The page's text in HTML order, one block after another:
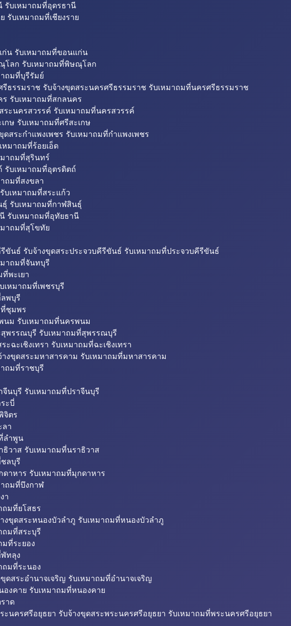
รับเหมาถมที่อุดรธานี
รับเหมาถมที่เชียงราย
น รับเหมาถมที่ขอนแก่น
โลก รับเหมาถมที่พิษณุโลก
ถมที่บุรีรัมย์
ธรรมราช รับจ้างขุดสระนครศรีธรรมราช รับเหมาถมที่นครศรีธรรมราช
รับเหมาถมที่สกลนคร
ระนครสวรรค์ รับเหมาถมที่นครสวรรค์
กษ รับเหมาถมที่ศรีสะเกษ
สระกำแพงเพชร รับเหมาถมที่กำแพงเพชร
หมาถมที่ร้อยเอ็ด
าถมที่สุรินทร์
รับเหมาถมที่อุตรดิตถ์
ถมที่สงขลา
บเหมาถมที่สระแก้ว
รับเหมาถมที่กาฬสินธุ์
รับเหมาถมที่อุทัยธานี
าถมที่สุโขทัย
ขันธ์ รับจ้างขุดสระประจวบคีรีขันธ์ รับเหมาถมที่ประจวบคีรีขันธ์
าถมที่จันทบุรี
พะเยา
เหมาถมที่เพชรบุรี
พบุรี
ชุมพร
นม รับเหมาถมที่นครพนม
พรรณบุรี รับเหมาถมที่สุพรรณบุรี
ะฉะเชิงเทรา รับเหมาถมที่ฉะเชิงเทรา
งขุดสระมหาสารคาม รับเหมาถมที่มหาสารคาม
ถมที่ราชบุรี
จีนบุรี รับเหมาถมที่ปราจีนบุรี
ะบี่
จิตร
ลา
ลำพูน
ธิวาส รับเหมาถมที่นราธิวาส
ลบุรี
ดาหาร รับเหมาถมที่มุกดาหาร
ถมที่บึงกาฬ
า
ถมที่ยโสธร
งขุดสระหนองบัวลำภู รับเหมาถมที่หนองบัวลำภู
ถมที่สระบุรี
มที่ระยอง
ทลุง
ถมที่ระนอง
ดสระอำนาจเจริญ รับเหมาถมที่อำนาจเจริญ
องคาย รับเหมาถมที่หนองคาย
าด
นครศรีอยุธยา รับจ้างขุดสระพระนครศรีอยุธยา รับเหมาถมที่พระนครศรีอยุธยา